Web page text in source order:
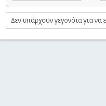
Δεν υπάρχουν γεγονότα για να